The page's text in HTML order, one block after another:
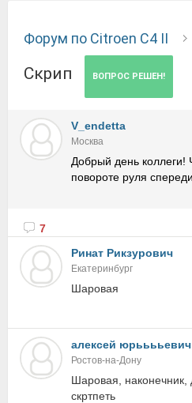
Форум по Citroen C4 II
Скрип ВОПРОС РЕШЕН!
V_endetta
Москва
Добрый день коллеги!
повороте руля
7
Ринат Рикзурович
Екатеринбург
Шаровая
алексей юрььььевич
Ростов-на-Дону
Шаровая, наконечник,
скртпеть